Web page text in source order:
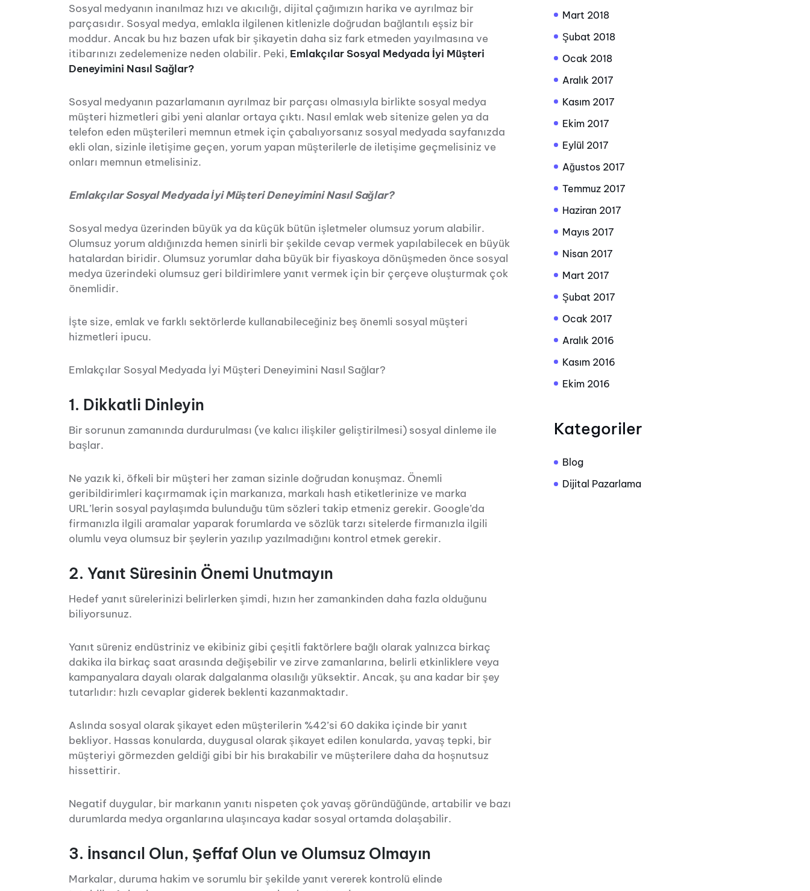
Sosyal medyanın inanılmaz hızı ve akıcılığı, dijital çağımızın harika ve ayrılmaz bir
parçasıdır. Sosyal medya, emlakla ilgilenen kitlenizle doğrudan bağlantılı eşsiz bir
moddur. Ancak bu hız bazen ufak bir şikayetin daha siz fark etmeden yayılmasına ve
itibarınızı zedelemenize neden olabilir. Peki, Emlakçılar Sosyal Medyada İyi Müşteri
Deneyimini Nasıl Sağlar?
Sosyal medyanın pazarlamanın ayrılmaz bir parçası olmasıyla birlikte sosyal medya
müşteri hizmetleri gibi yeni alanlar ortaya çıktı. Nasıl emlak web sitenize gelen ya da
telefon eden müşterileri memnun etmek için çabalıyorsanız sosyal medyada sayfanızda
ekli olan, sizinle iletişime geçen, yorum yapan müşterilerle de iletişime geçmelisiniz ve
onları memnun etmelisiniz.
Emlakçılar Sosyal Medyada İyi Müşteri Deneyimini Nasıl Sağlar?
Sosyal medya üzerinden büyük ya da küçük bütün işletmeler olumsuz yorum alabilir.
Olumsuz yorum aldığınızda hemen sinirli bir şekilde cevap vermek yapılabilecek en büyük
hatalardan biridir. Olumsuz yorumlar daha büyük bir fiyaskoya dönüşmeden önce sosyal
medya üzerindeki olumsuz geri bildirimlere yanıt vermek için bir çerçeve oluşturmak çok
önemlidir.
İşte size, emlak ve farklı sektörlerde kullanabileceğiniz beş önemli sosyal müşteri
hizmetleri ipucu.
Emlakçılar Sosyal Medyada İyi Müşteri Deneyimini Nasıl Sağlar?
1. Dikkatli Dinleyin
Bir sorunun zamanında durdurulması (ve kalıcı ilişkiler geliştirilmesi) sosyal dinleme ile
başlar.
Ne yazık ki, öfkeli bir müşteri her zaman sizinle doğrudan konuşmaz. Önemli
geribildirimleri kaçırmamak için markanıza, markalı hash etiketlerinize ve marka
URL’lerin sosyal paylaşımda bulunduğu tüm sözleri takip etmeniz gerekir. Google’da
firmanızla ilgili aramalar yaparak forumlarda ve sözlük tarzı sitelerde firmanızla ilgili
olumlu veya olumsuz bir şeylerin yazılıp yazılmadığını kontrol etmek gerekir.
2. Yanıt Süresinin Önemi Unutmayın
Hedef yanıt sürelerinizi belirlerken şimdi, hızın her zamankinden daha fazla olduğunu
biliyorsunuz.
Yanıt süreniz endüstriniz ve ekibiniz gibi çeşitli faktörlere bağlı olarak yalnızca birkaç
dakika ila birkaç saat arasında değişebilir ve zirve zamanlarına, belirli etkinliklere veya
kampanyalara dayalı olarak dalgalanma olasılığı yüksektir. Ancak, şu ana kadar bir şey
tutarlıdır: hızlı cevaplar giderek beklenti kazanmaktadır.
Aslında sosyal olarak şikayet eden müşterilerin %42’si 60 dakika içinde bir yanıt
bekliyor. Hassas konularda, duygusal olarak şikayet edilen konularda, yavaş tepki, bir
müşteriyi görmezden geldiği gibi bir his bırakabilir ve müşterilere daha da hoşnutsuz
hissettirir.
Negatif duygular, bir markanın yanıtı nispeten çok yavaş göründüğünde, artabilir ve bazı
durumlarda medya organlarına ulaşıncaya kadar sosyal ortamda dolaşabilir.
3. İnsancıl Olun, Şeffaf Olun ve Olumsuz Olmayın
Markalar, duruma hakim ve sorumlu bir şekilde yanıt vererek kontrolü elinde
Mart 2018
Şubat 2018
Ocak 2018
Aralık 2017
Kasım 2017
Ekim 2017
Eylül 2017
Ağustos 2017
Temmuz 2017
Haziran 2017
Mayıs 2017
Nisan 2017
Mart 2017
Şubat 2017
Ocak 2017
Aralık 2016
Kasım 2016
Ekim 2016
Kategoriler
Blog
Dijital Pazarlama